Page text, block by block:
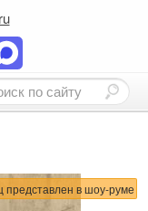
представлен в шоу-руме